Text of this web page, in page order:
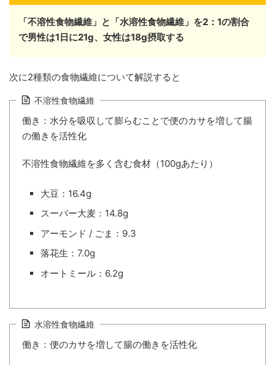
「不溶性食物繊維」と「水溶性食物繊維」を2：1の割合
で男性は1日に21g、女性は18g摂取する
次に2種類の食物繊維について解説すると
不溶性食物繊維
働き：水分を吸収して膨らむことで便のカサを増して腸
の働きを活性化
不溶性食物繊維を多く含む食材（100gあたり）
大豆：16.4g
スーパー大麦：14.8g
アーモンド / ごま：9.3
落花生：7.0g
オートミール：6.2g
水溶性食物繊維
働き：便のカサを増して腸の働きを活性化